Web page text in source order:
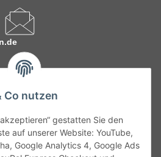
Co nutzen
gestatten Sie den
auf unserer Website: YouTube,
Google Analytics 4, Google Ads